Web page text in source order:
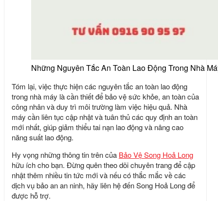
Những Nguyên Tắc An Toàn Lao Động Trong Nhà
Tóm lại, việc thực hiện các nguyên tắc an toàn lao động
trong nhà máy là cần thiết để bảo vệ sức khỏe, an toàn của
công nhân và duy trì môi trường làm việc hiệu quả. Nhà
máy cần liên tục cập nhật và tuân thủ các quy định an toàn
mới nhất, giúp giảm thiểu tai nạn lao động và nâng cao
năng suất lao động.
Hy vọng những thông tin trên của Bảo Vệ Song Hoả Long
hữu ích cho bạn. Đừng quên theo dõi chuyên trang để cập
nhật thêm nhiều tin tức mới và nếu có thắc mắc về các
dịch vụ bảo an an ninh, hãy liên hệ đến Song Hoả Long để
được hỗ trợ.